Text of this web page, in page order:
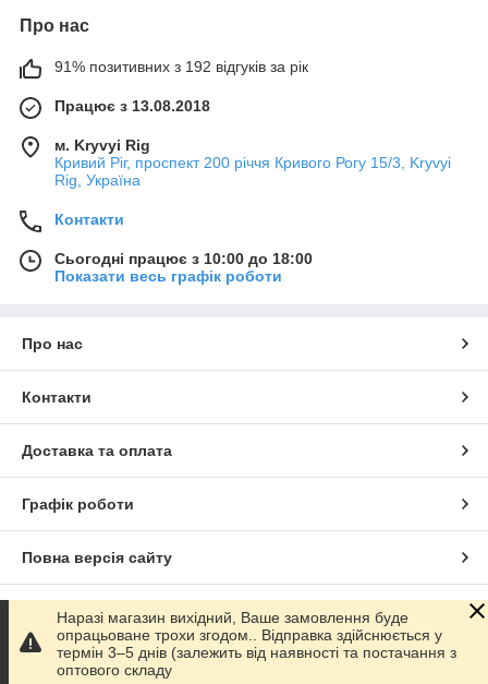
Про нас
91% позитивних з 192 відгуків за рік
Працює з 13.08.2018
м. Kryvyi Rig
Кривий Ріг, проспект 200 річчя Кривого Рогу 15/3, Kryvyi
Rig, Україна
Контакти
Сьогодні працює з 10:00 до 18:00
Показати весь графік роботи
Про нас
Контакти
Доставка та оплата
Графік роботи
Повна версія сайту
Сайт створено на маркетплейсіProm.ua
Політика конфіденційності
Наразі магазин вихідний, Ваше замовлення буде
опрацьоване трохи згодом.. Відправка здійснюється у
термін 3–5 днів (залежить від наявності та постачання з
оптового складу